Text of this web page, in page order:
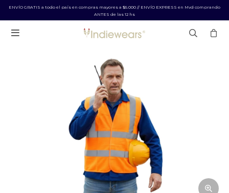
ENVÍO GRATIS a todo el país en compras mayores a $5.000 // ENVÍO EXPRESS en Mvd comprando
ANTES de las 12 hs
